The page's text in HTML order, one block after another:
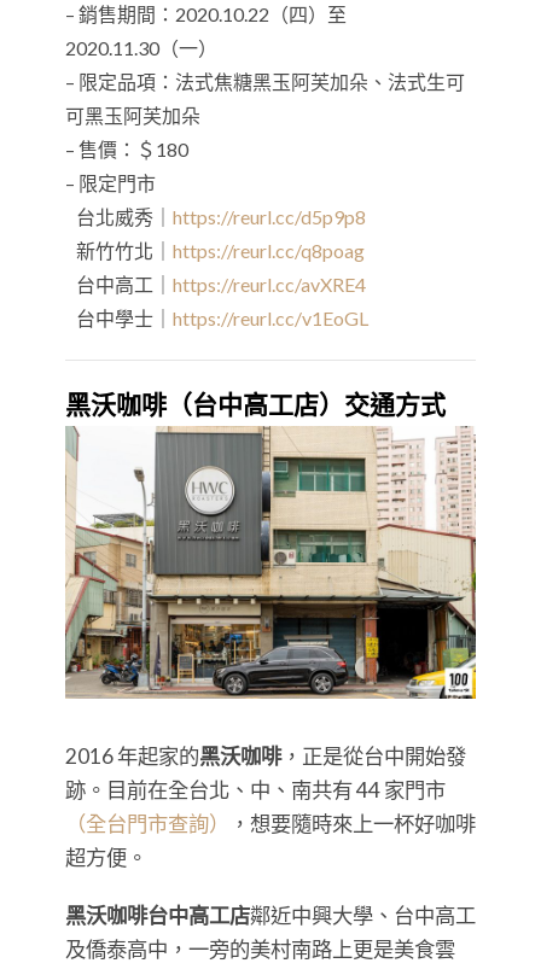
– 銷售期間：2020.10.22（四）至
2020.11.30（一）
– 限定品項：法式焦糖黑玉阿芙加朵、法式生可
可黑玉阿芙加朵
– 售價：＄180
– 限定門市
台北威秀｜ https://reurl.cc/d5p9p8
新竹竹北｜ https://reurl.cc/q8poag
台中高工｜ https://reurl.cc/avXRE4
台中學士｜ https://reurl.cc/v1EoGL
黑沃咖啡（台中高工店）交通方式
2016 年起家的黑沃咖啡，正是從台中開始發
跡。目前在全台北、中、南共有 44 家門市
（全台門市查詢）
，想要隨時來上一杯好咖啡
超方便。
黑沃咖啡台中高工店鄰近中興大學、台中高工
及僑泰高中，一旁的美村南路上更是美食雲